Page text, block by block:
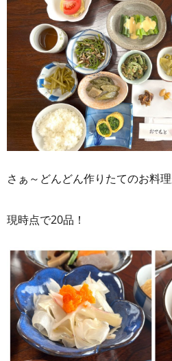
さぁ～どんどん作りたてのお料理
現時点で20品！